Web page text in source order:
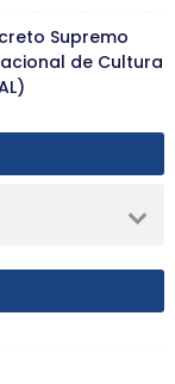
Supremo
de Cultura